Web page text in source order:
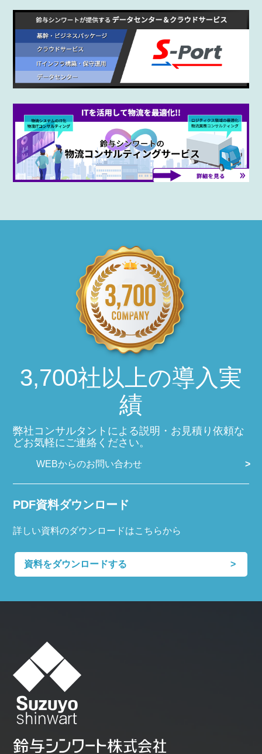
3,700社以上の導入実
績
弊社コンサルタントによる説明・お見積り依頼な
どお気軽にご連絡ください。
WEBからのお問い合わせ
PDF資料ダウンロード
詳しい資料のダウンロードはこちらから
資料をダウンロードする